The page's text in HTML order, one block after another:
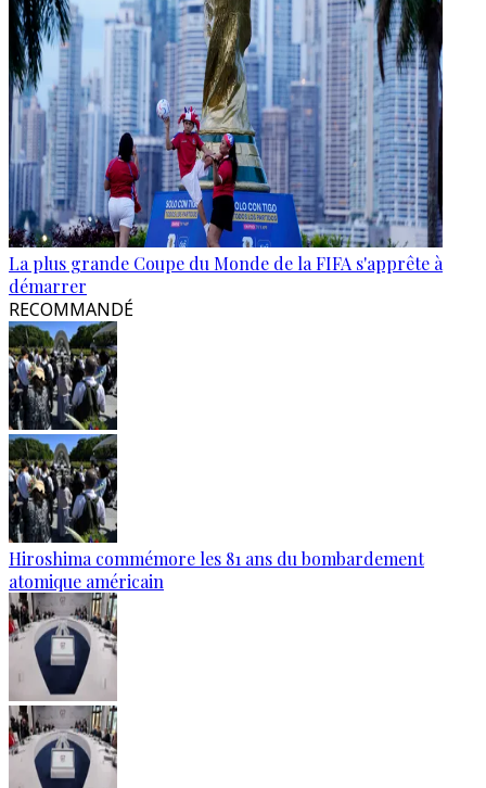
La plus grande Coupe du Monde de la FIFA s'apprête à
démarrer
RECOMMANDÉ
Hiroshima commémore les 81 ans du bombardement
atomique américain